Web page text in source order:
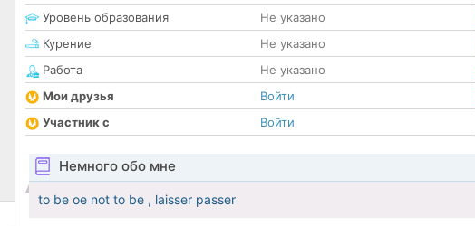
Уровень образования
Не указано
Курение
Не указано
Работа
Не указано
Мои друзья
Войти
Участник с
Войти
Немного обо мне
to be oe not to be , laisser passer